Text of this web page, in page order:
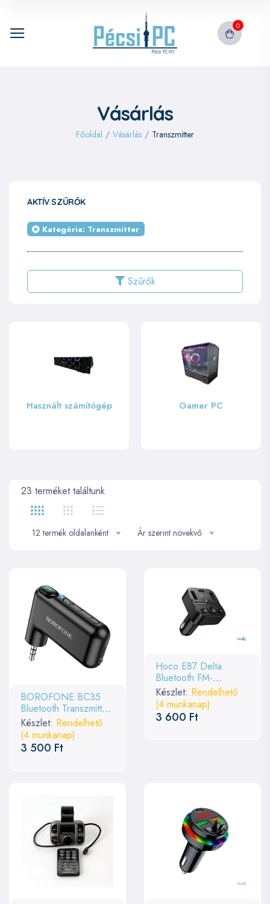
0
Vásárlás
Főoldal / Vásárlás / Transzmitter
AKTÍV SZŰRŐK
Kategória: Transzmitter
Szűrők
Használt számítógép Gamer PC
23 terméket találtunk
12 termék oldalanként Ár szerint növekvő
BOROFONE BC35
Bluetooth Transzmitter
Black
Készlet: Rendelhető
(4 munkanap)
3 500 Ft
Hoco E87 Delta
Bluetooth FM-
transmitter Black
Készlet: Rendelhető
(4 munkanap)
3 600 Ft